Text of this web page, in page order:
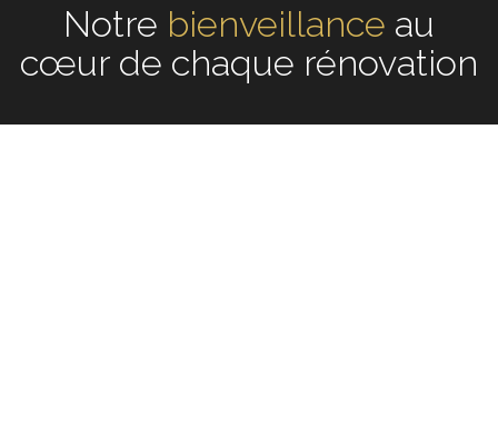
Notreécouteau cœur de
chaque rénovation